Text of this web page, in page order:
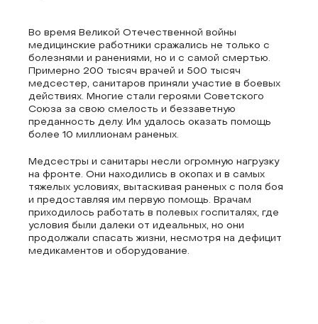
Во время Великой Отечественной войны
медицинские работники сражались не только с
болезнями и ранениями, но и с самой смертью.
Примерно 200 тысяч врачей и 500 тысяч
медсестер, санитаров приняли участие в боевых
действиях. Многие стали героями Советского
Союза за свою смелость и беззаветную
преданность делу. Им удалось оказать помощь
более 10 миллионам раненых.
Медсестры и санитары несли огромную нагрузку
на фронте. Они находились в окопах и в самых
тяжелых условиях, вытаскивая раненых с поля боя
и предоставляя им первую помощь. Врачам
приходилось работать в полевых госпиталях, где
условия были далеки от идеальных, но они
продолжали спасать жизни, несмотря на дефицит
медикаментов и оборудование.